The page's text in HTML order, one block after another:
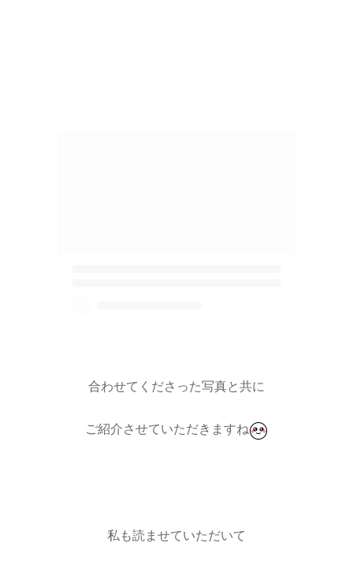
合わせてくださった写真と共に
ご紹介させていただきますね
私も読ませていただいて